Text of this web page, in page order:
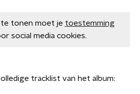
tonen moet je toestemming
social media cookies.
tracklist van het album: